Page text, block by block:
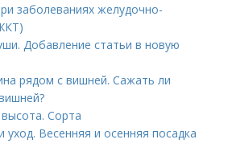
заболеваниях желудочно-
Добавление статьи в новую
рядом с вишней. Сажать ли
Сорта
уход. Весенняя и осенняя посадка